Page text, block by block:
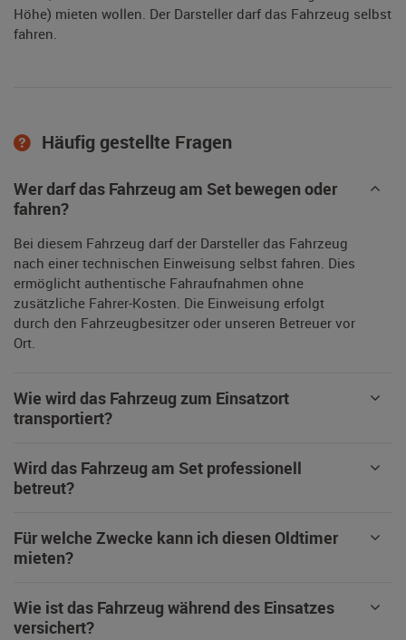
Höhe) mieten wollen. Der Darsteller darf das Fahrzeug selbst
fahren.
Häufig gestellte Fragen
Wer darf das Fahrzeug am Set bewegen oder
fahren?
Bei diesem Fahrzeug darf der Darsteller das Fahrzeug
nach einer technischen Einweisung selbst fahren. Dies
ermöglicht authentische Fahraufnahmen ohne
zusätzliche Fahrer-Kosten. Die Einweisung erfolgt
durch den Fahrzeugbesitzer oder unseren Betreuer vor
Ort.
Wie wird das Fahrzeug zum Einsatzort
transportiert?
Wird das Fahrzeug am Set professionell
betreut?
Für welche Zwecke kann ich diesen Oldtimer
mieten?
Wie ist das Fahrzeug während des Einsatzes
versichert?